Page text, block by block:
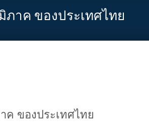
าค ของประเทศไทย
ของประเทศไทย